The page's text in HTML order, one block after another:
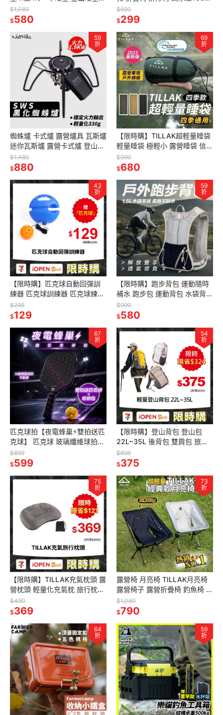
自動充氣床 露營睡墊 露營床墊
$1,080
$580
戰術黑/軍風綠/沙色卡其/虎紋
迷彩 330g
$590
$299
59
折
蜘蛛爐 卡式爐 露營爐具 瓦斯爐
迷你瓦斯爐 露營卡式爐 登山爐
【 SWS 黑化蜘蛛爐 】 露營的
人
$1,480
$880
69
折
【限時購】TILLAK超輕量睡袋
輕量睡袋 極輕小 露營睡袋 信封
睡袋 旅行睡袋 登山睡袋
$990
$680
43
折
【限時購】匹克球自動回彈訓
練器 匹克球訓練器 匹克球練習
器 匹克球訓練底座 pickleball
匹克球 初學者訓練
$299
$129
59
折
【限時購】跑步背包 運動隨時
補水 跑步包 運動背包 水袋背包
自行車背包 登山包 跑步背心包
$990
$580
67
折
匹克球拍【夜電蜂巢⚡️雙拍送匹
克球】 匹克球 玻璃纖維球拍
pickleball 匹克球拍組 皮克球
拍 皮克球
$899
$599
54
折
【限時購】登山背包 登山包
22L~35L 後背包 雙肩包 旅行
背包 運動背包 登山包女
$699
$375
75
折
【限時購】TILLAK充氣枕頭 露
營枕頭 輕量化充氣枕 旅行枕
TPU充氣枕 午睡枕 靠腰枕
$490
$369
73
折
露營椅 月亮椅 TILLAK月亮椅
露營椅子 露營折疊椅 釣魚椅 野
餐椅 折疊椅【TILLAK經典款月
亮椅】露營的人
$1,080
$790
64
折
59
折